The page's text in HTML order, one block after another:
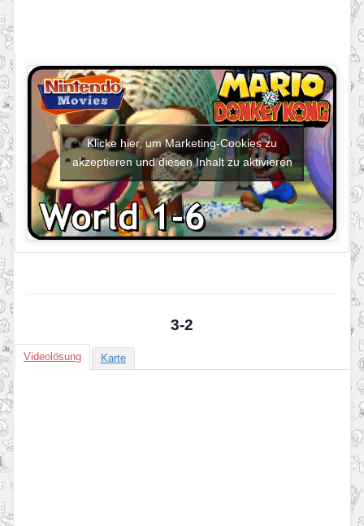
Klicke hier, um Marketing-Cookies zu
akzeptieren und diesen Inhalt zu aktivieren
3-2
Videolösung Karte